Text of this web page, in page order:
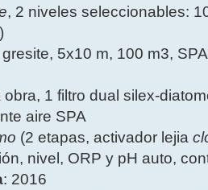
, 2 niveles seleccionables:
5x10 m, 100 m3,
obra, 1 filtro dual silex-
aire SPA
(2 etapas, activador lejia
nivel, ORP y pH auto,
: 2016